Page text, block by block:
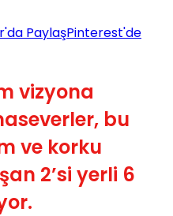
PaylaşPinterest'de
vizyona
bu
ve korku
2’si yerli 6